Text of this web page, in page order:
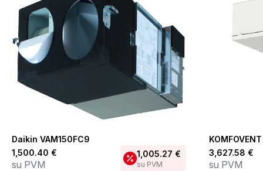
Daikin VAM150FC9
1,500.40 €
su PVM
1,005.27 €
su PVM
3,627.58 €
su PVM